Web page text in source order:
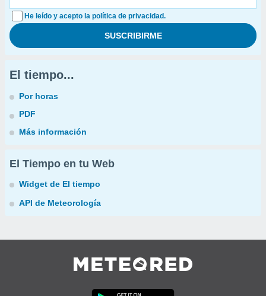
He leído y acepto la política de privacidad.
El tiempo...
Por horas
PDF
Más información
El Tiempo en tu Web
Widget de El tiempo
API de Meteorología